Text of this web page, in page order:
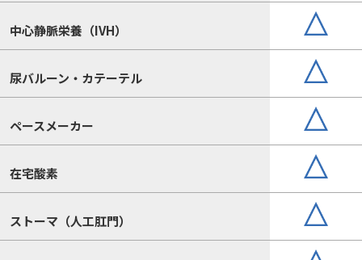
中心静脈栄養（IVH）
尿バルーン・カテーテル
ペースメーカー
在宅酸素
ストーマ（人工肛門）